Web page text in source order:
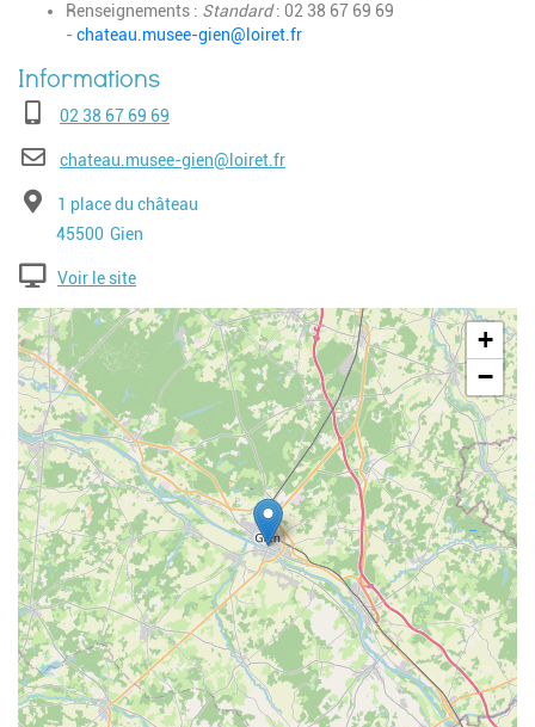
Renseignements : Standard : 02 38 67 69 69
- chateau.musee-gien@loiret.fr
Téléphone02 38 67 69 69
E-mailchateau.musee-gien@loiret.fr
Adresse1 place du château
Code postal
45500 Ville
Gien
Voir le site
Geolocalisation
+
−